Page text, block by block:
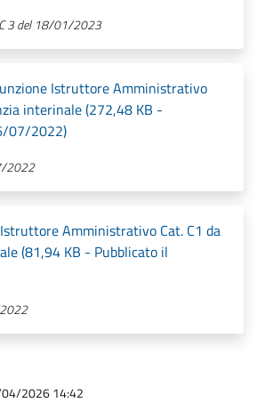
3 del 18/01/2023
Istruttore Amministrativo
interinale (272,48 KB -
07/2022)
2022
Amministrativo Cat. C1 da
(81,94 KB - Pubblicato il
04/2026 14:42